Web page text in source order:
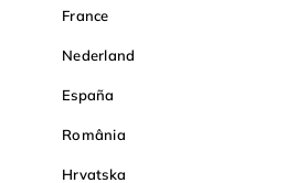
France
Nederland
España
România
Hrvatska